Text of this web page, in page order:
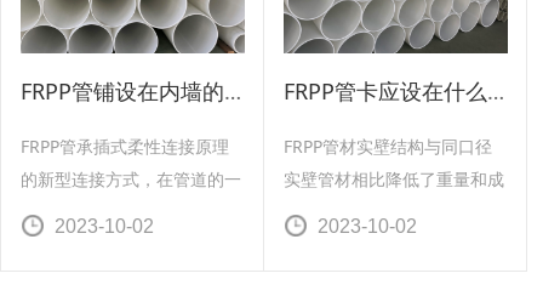
FRPP管铺设在内墙的维修难度
2023-10-02
FRPP管承插式柔性连接原理
的新型连接方式，在管道的一
端焊接一个加固的聚乙烯轴
承，插座柔性连接是将管道的
FRPP管卡应设在什么部位
2023-10-02
FRPP管材实壁结构与同口径
实壁管材相比降低了重量和成
本。管材表观波纹形设计成正
弦波纹形状，与传统的矩形波